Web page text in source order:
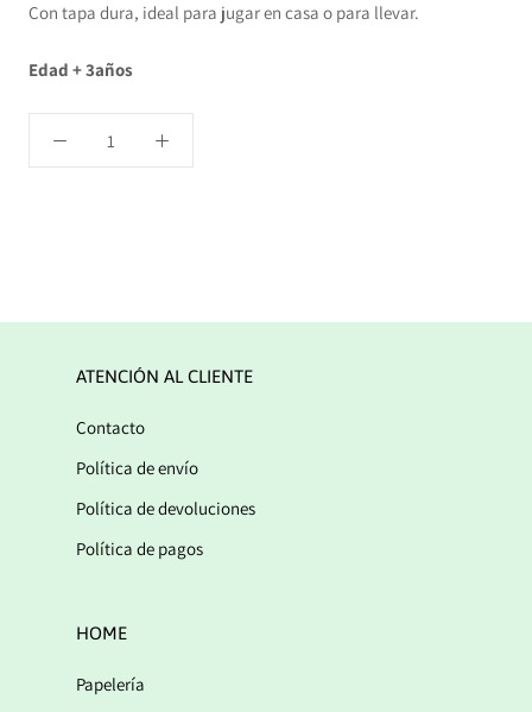
Con tapa dura, ideal para jugar en casa o para llevar.
Edad + 3años
ATENCIÓN AL CLIENTE
Contacto
Política de envío
Política de devoluciones
Política de pagos
HOME
Papelería